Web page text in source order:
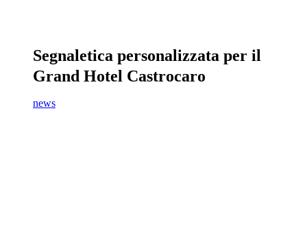
Segnaletica personalizzata per il
Grand Hotel Castrocaro
news